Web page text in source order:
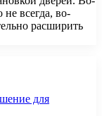
всегда, во-
расширить
для